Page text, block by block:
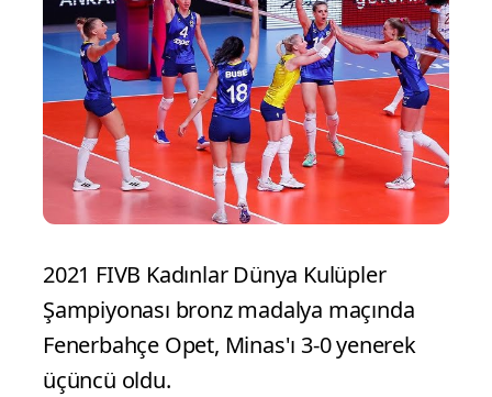
2021 FIVB Kadınlar Dünya Kulüpler
Şampiyonası bronz madalya maçında
Fenerbahçe Opet, Minas'ı 3-0 yenerek
üçüncü oldu.